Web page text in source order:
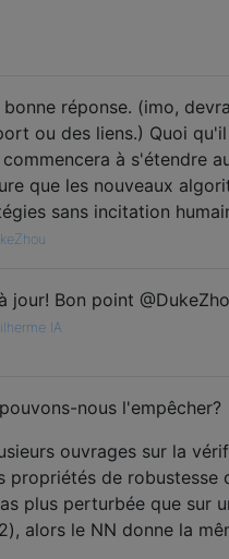
bonne réponse. (imo,
ou des liens.) Quoi
commencera à s'étendre
que les nouveaux
sans incitation
jour! Bon point
IA
nous l'empêcher?
ouvrages sur la
propriétés de robustesse
plus perturbée que sur
alors le NN donne la